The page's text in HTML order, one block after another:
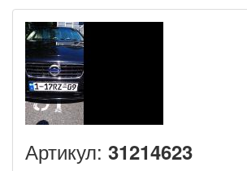
Артикул: 31214623